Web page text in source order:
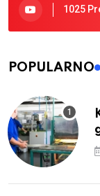
1025
POPULARNO